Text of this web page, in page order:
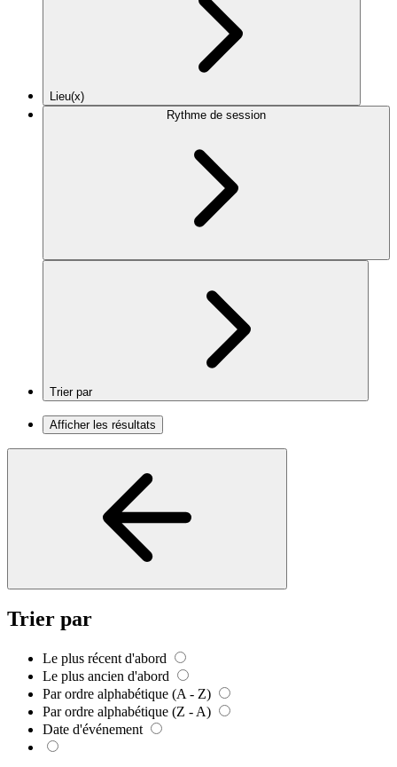
Lieu(x)
Rythme de session
Trier par
Afficher les résultats
Trier par
Le plus récent d'abord
Le plus ancien d'abord
Par ordre alphabétique (A - Z)
Par ordre alphabétique (Z - A)
Date d'événement